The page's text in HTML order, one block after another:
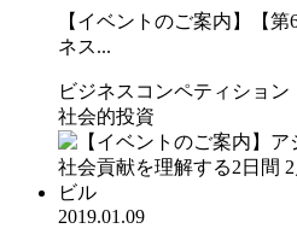
【イベントのご案内】【
ネス...
ビジネスコンペティション
社会的投資
2019.01.09